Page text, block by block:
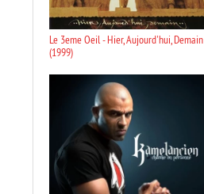
Le 3eme Oeil - Hier, Aujourd'hui, Demain
(1999)